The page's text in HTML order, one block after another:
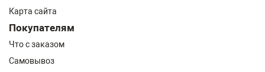
Карта сайта
Покупателям
Что с заказом
Самовывоз